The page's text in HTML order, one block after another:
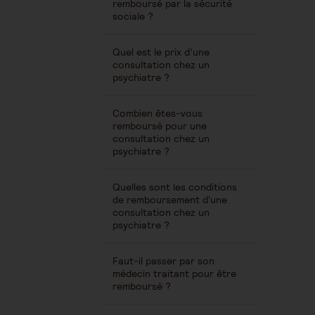
remboursé par la sécurité
sociale ?
Quel est le prix d’une
consultation chez un
psychiatre ?
Combien êtes-vous
remboursé pour une
consultation chez un
psychiatre ?
Quelles sont les conditions
de remboursement d'une
consultation chez un
psychiatre ?
Faut-il passer par son
médecin traitant pour être
remboursé ?